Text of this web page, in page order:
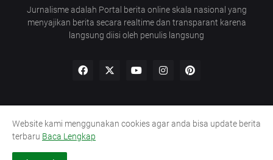
Jurnalisme adalah Portal berita online skala nasional yang
menyajikan berita secara realtime dan transparant karena
langsung diisi oleh penulis langsung
Redaksi UU Pers Pedoman
Kode Etik
Lowongan Wartawan
Website kami menggunakan cookies agar anda bisa update berita
terbaru Baca Lengkap